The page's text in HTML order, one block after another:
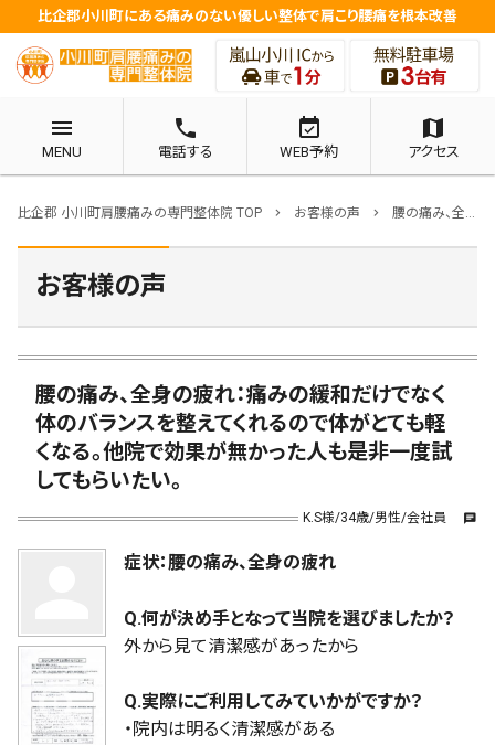
比企郡小川町にある痛みのない優しい整体で肩こり腰痛を根本改善
menu
MENU
phone
電話する
event_available
WEB予約
map
アクセス
比企郡 小川町肩腰痛みの専門整体院 TOP chevron_right お客様の声 chevron_right 腰の痛み、全身の疲れ：痛みの緩和だけでなく体のバランスを整えてくれるので体がとても軽くなる。他院で効果が無かった人も是非一度試してもらいたい。
お客様の声
腰の痛み、全身の疲れ：痛みの緩和だけでなく
体のバランスを整えてくれるので体がとても軽
くなる。他院で効果が無かった人も是非一度試
してもらいたい。
K.S様/34歳/男性/会社員 chat
症状：腰の痛み、全身の疲れ
Q.何が決め手となって当院を選びましたか？
外から見て清潔感があったから
Q.実際にご利用してみていかがですか？
・院内は明るく清潔感がある